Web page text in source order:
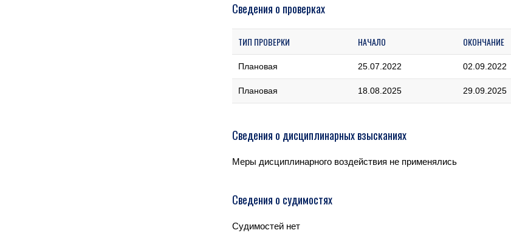
Сведения о проверках
ТИП ПРОВЕРКИ НАЧАЛО ОКОНЧАНИЕ
Плановая 25.07.2022 02.09.2022
Плановая 18.08.2025 29.09.2025
Сведения о дисциплинарных взысканиях
Меры дисциплинарного воздействия не применялись
Сведения о судимостях
Судимостей нет